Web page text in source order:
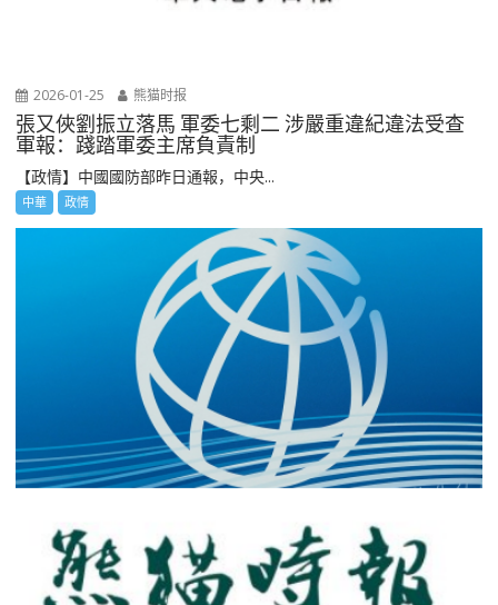
2026-01-25 熊猫时报
張又俠劉振立落馬 軍委七剩二 涉嚴重違紀違法受查
軍報：踐踏軍委主席負責制
【政情】中國國防部昨日通報，中央...
中華 政情